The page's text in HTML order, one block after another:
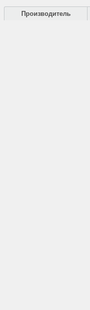
Производитель